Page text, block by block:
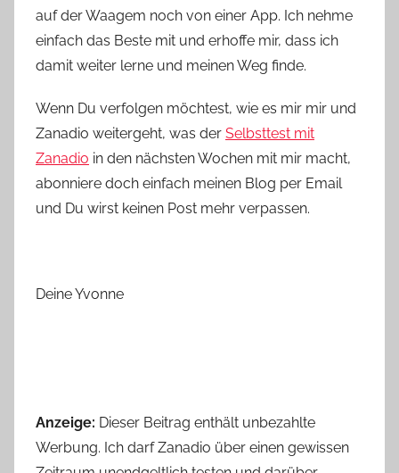
auf der Waagem noch von einer App. Ich nehme
einfach das Beste mit und erhoffe mir, dass ich
damit weiter lerne und meinen Weg finde.
Wenn Du verfolgen möchtest, wie es mir mir und
Zanadio weitergeht, was der Selbsttest mit
Zanadio in den nächsten Wochen mit mir macht,
abonniere doch einfach meinen Blog per Email
und Du wirst keinen Post mehr verpassen.
Deine Yvonne
Anzeige: Dieser Beitrag enthält unbezahlte
Werbung. Ich darf Zanadio über einen gewissen